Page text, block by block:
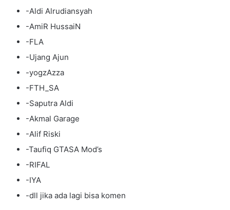
-Aldi Alrudiansyah
-AmiR HussaiN
-FLA
-Ujang Ajun
-yogzAzza
-FTH_SA
-Saputra Aldi
-Akmal Garage
-Alif Riski
-Taufiq GTASA Mod’s
-RIFAL
-IYA
-dll jika ada lagi bisa komen